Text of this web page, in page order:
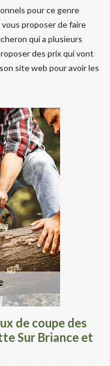
pour ce genre
proposer de faire
qui a plusieurs
des prix qui vont
site web pour avoir les
de coupe des
Sur Briance et